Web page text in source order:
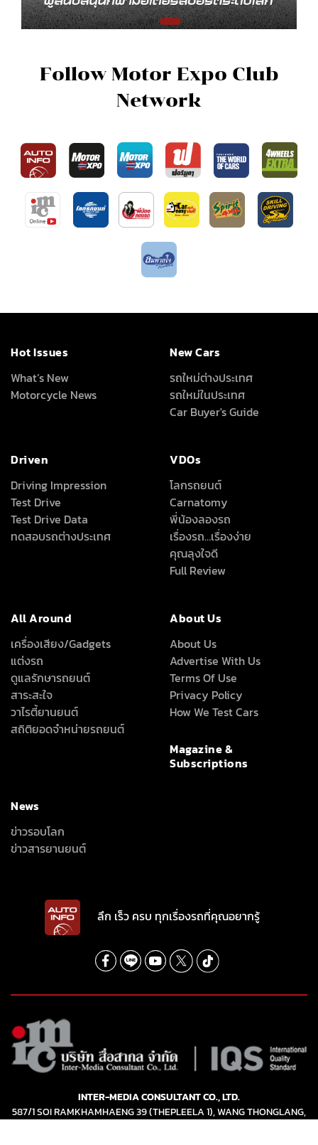
Follow Motor Expo Club
Network
Hot Issues
What’s New
Motorcycle News
New Cars
รถใหม่ต่างประเทศ
รถใหม่ในประเทศ
Car Buyer's Guide
Driven
Driving Impression
Test Drive
Test Drive Data
ทดสอบรถต่างประเทศ
VDOs
โลกรถยนต์
Carnatomy
พี่น้องลองรถ
เรื่องรถ…เรื่องง่าย
คุณลุงใจดี
Full Review
All Around
เครื่องเสียง/Gadgets
แต่งรถ
ดูแลรักษารถยนต์
สาระสะใจ
วาไรตี้ยานยนต์
สถิติยอดจำหน่ายรถยนต์
About Us
About Us
Advertise With Us
Terms Of Use
Privacy Policy
How We Test Cars
Magazine &
Subscriptions
News
ข่าวรอบโลก
ข่าวสารยานยนต์
ลึก เร็ว ครบ ทุกเรื่องรถที่คุณอยากรู้
INTER-MEDIA CONSULTANT CO., LTD.
587/1 SOI RAMKHAMHAENG 39 (THEPLEELA 1), WANG THONGLANG,